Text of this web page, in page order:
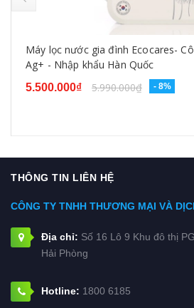
Máy lọc nước gia đình Ecocares- Công nghệ Nano Ion
Ag+ - Nhập khẩu Hàn Quốc
5.500.000₫ 5.990.000₫ - 8%
THÔNG TIN LIÊN HỆ
CÔNG TY TNHH THƯƠNG MẠI VÀ
Địa chỉ: Số 16 Lô 9 Khu đô thị
Hải Phòng
Hotline: 1800 6185